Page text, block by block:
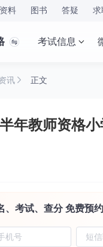
资料 图书 答疑 求
考试信息
讯 正文
年教师资格
、考试、查分 免费预